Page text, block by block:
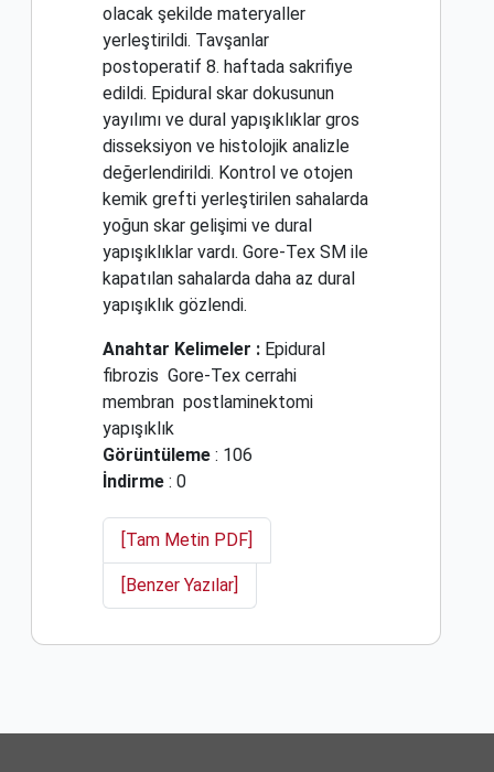
olacak şekilde materyaller
yerleştirildi. Tavşanlar
postoperatif 8. haftada sakrifiye
edildi. Epidural skar dokusunun
yayılımı ve dural yapışıklıklar gros
disseksiyon ve histolojik analizle
değerlendirildi. Kontrol ve otojen
kemik grefti yerleştirilen sahalarda
yoğun skar gelişimi ve dural
yapışıklıklar vardı. Gore-Tex SM ile
kapatılan sahalarda daha az dural
yapışıklık gözlendi.
Anahtar Kelimeler : Epidural
fibrozis Gore-Tex cerrahi
membran postlaminektomi
yapışıklık
Görüntüleme : 106
İndirme : 0
[Tam Metin PDF]
[Benzer Yazılar]